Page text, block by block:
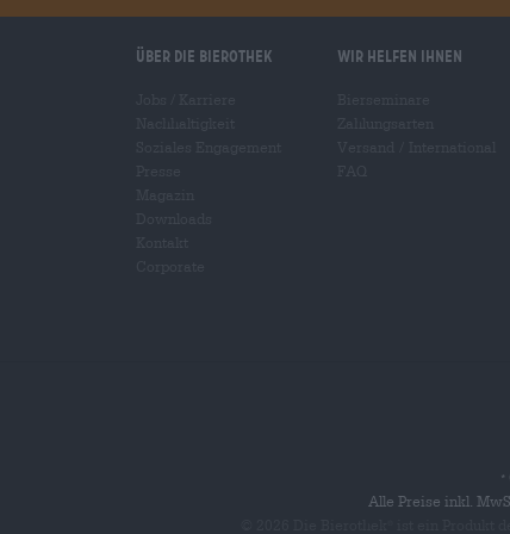
Über die Bierothek Wir helfen Ihnen
*
Alle Preise inkl.